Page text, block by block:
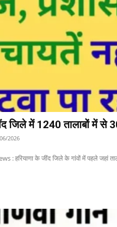
जिले में 1240 तालाबों में से
2026
: हरियाणा के जींद जिले के गांवों में पहले जहां